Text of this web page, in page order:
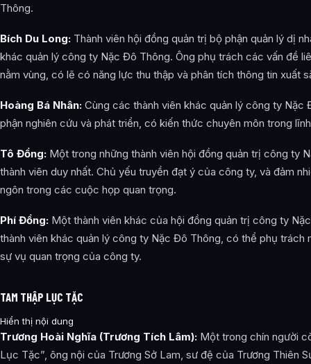
Thông.
Bích Du Long: Thành viên hội đồng quản trị bộ phận quản lý dị
khác quản lý công ty Nặc Đô Thông. Ông phụ trách các vấn đề
nằm vùng, có lẽ có năng lực thu thập và phân tích thông tin xuất
Hoàng Bá Nhân: Cùng các thành viên khác quản lý công ty Nặc
phận nghiên cứu và phát triển, có kiến thức chuyên môn trong
Tô Đổng: Một trong những thành viên hội đồng quản trị công ty
thành viên duy nhất. Chủ yếu truyền đạt ý của công ty, và đảm
ngôn trong các cuộc họp quan trọng.
Phí Đổng: Một thành viên khác của hội đồng quản trị công ty
thành viên khác quản lý công ty Nặc Đô Thông, có thể phụ trách
sự vụ quan trọng của công ty.
TAM THẬP LỤC TẶC
Hiển thị nội dung
Trương Hoài Nghĩa (Trương Tích Lâm): Một trong chín người
Lục Tặc”, ông nội của Trương Sở Lam, sư đệ của Trương Thiên